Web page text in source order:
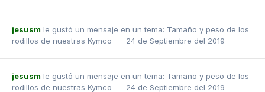
jesusm le gustó un mensaje en un tema: Tamaño y peso de los
rodillos de nuestras Kymco
24 de Septiembre del 2019
jesusm le gustó un mensaje en un tema: Tamaño y peso de los
rodillos de nuestras Kymco
24 de Septiembre del 2019